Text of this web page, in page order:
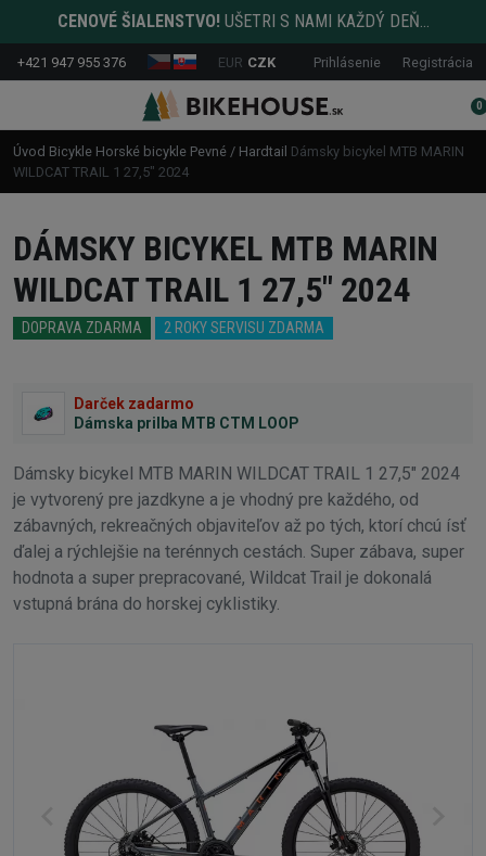
CENOVÉ ŠIALENSTVO! UŠETRI S NAMI KAŽDÝ DEŇ...
+421 947 955 376 EUR CZK Prihlásenie Registrácia
0
Úvod Bicykle Horské bicykle Pevné / Hardtail Dámsky bicykel MTB MARIN
WILDCAT TRAIL 1 27,5" 2024
DÁMSKY BICYKEL MTB MARIN
WILDCAT TRAIL 1 27,5" 2024
DOPRAVA ZDARMA 2 ROKY SERVISU ZDARMA
Darček zadarmo
Dámska prilba MTB CTM LOOP
Dámsky bicykel MTB MARIN WILDCAT TRAIL 1 27,5" 2024
je vytvorený pre jazdkyne a je vhodný pre každého, od
zábavných, rekreačných objaviteľov až po tých, ktorí chcú ísť
ďalej a rýchlejšie na terénnych cestách. Super zábava, super
hodnota a super prepracované, Wildcat Trail je dokonalá
vstupná brána do horskej cyklistiky.